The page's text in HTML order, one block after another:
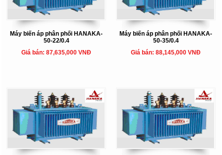
Máy biến áp phân phối HANAKA-
50-22/0.4
Giá bán: 87,635,000 VNĐ
Máy biến áp phân phối HANAKA-
50-35/0.4
Giá bán: 88,145,000 VNĐ